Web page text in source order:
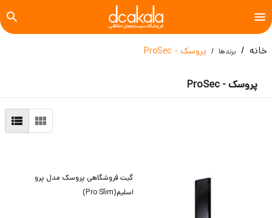
خانه برندها پروسک - ProSec
پروسک - ProSec
گیت فروشگاهی پروسک مدل پرو
اسلیم(Pro Slim)